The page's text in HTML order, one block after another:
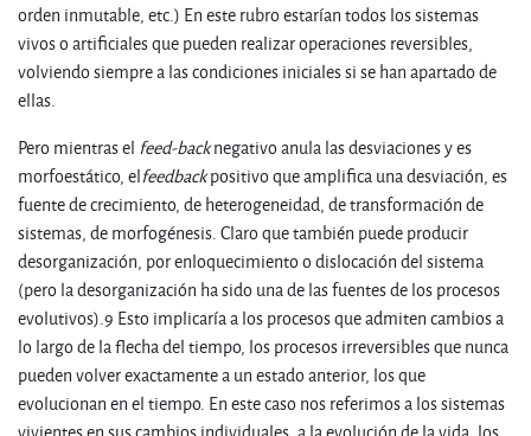
orden inmutable, etc.) En este rubro estarían todos los sistemas
vivos o artificiales que pueden realizar operaciones reversibles,
volviendo siempre a las condiciones iniciales si se han apartado de
ellas.
Pero mientras el feed-backnegativo anula las desviaciones y es
morfoestático, elfeedbackpositivo que amplifica una desviación, es
fuente de crecimiento, de heterogeneidad, de transformación de
sistemas, de morfogénesis. Claro que también puede producir
desorganización, por enloquecimiento o dislocación del sistema
(pero la desorganización ha sido una de las fuentes de los procesos
evolutivos).9 Esto implicaría a los procesos que admiten cambios a
lo largo de la flecha del tiempo, los procesos irreversibles que nunca
pueden volver exactamente a un estado anterior, los que
evolucionan en el tiempo. En este caso nos referimos a los sistemas